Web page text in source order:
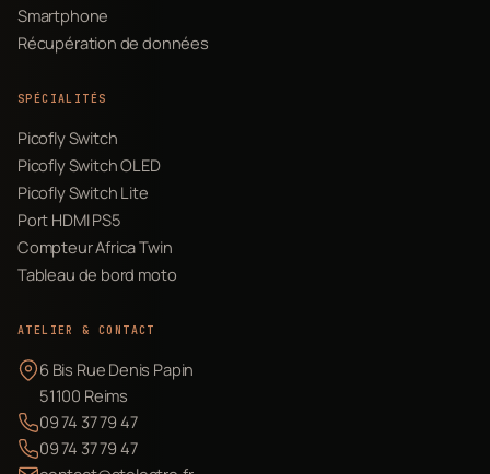
Smartphone
Récupération de données
SPÉCIALITÉS
Picofly Switch
Picofly Switch OLED
Picofly Switch Lite
Port HDMI PS5
Compteur Africa Twin
Tableau de bord moto
ATELIER & CONTACT
6 Bis Rue Denis Papin
51100 Reims
09 74 37 79 47
09 74 37 79 47